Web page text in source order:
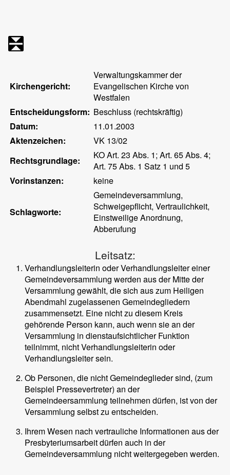
Kirchengericht:
Verwaltungskammer der
Evangelischen Kirche von
Westfalen
Entscheidungsform: Beschluss (rechtskräftig)
Datum:
11.01.2003
Aktenzeichen:
VK 13/02
Rechtsgrundlage:
KO Art. 23 Abs. 1; Art. 65 Abs. 4;
Art. 75 Abs. 1 Satz 1 und 5
Vorinstanzen:
keine
Schlagworte:
Gemeindeversammlung,
Schweigepflicht, Vertraulichkeit,
Einstweilige Anordnung,
Abberufung
Leitsatz:
Verhandlungsleiterin oder Verhandlungsleiter einer
Gemeindeversammlung werden aus der Mitte der
Versammlung gewählt, die sich aus zum Heiligen
Abendmahl zugelassenen Gemeindegliedern
zusammensetzt. Eine nicht zu diesem Kreis
gehörende Person kann, auch wenn sie an der
Versammlung in dienstaufsichtlicher Funktion
teilnimmt, nicht Verhandlungsleiterin oder
Verhandlungsleiter sein.
Ob Personen, die nicht Gemeindeglieder sind, (zum
Beispiel Pressevertreter) an der
Gemeindeersammlung teilnehmen dürfen, ist von der
Versammlung selbst zu entscheiden.
Ihrem Wesen nach vertrauliche Informationen aus der
Presbyteriumsarbeit dürfen auch in der
Gemeindeversammlung nicht weitergegeben werden.